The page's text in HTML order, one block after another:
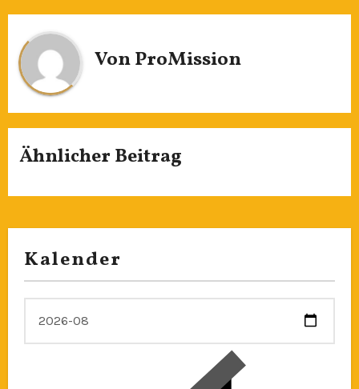
VonProMission
Ähnlicher Beitrag
Kalender